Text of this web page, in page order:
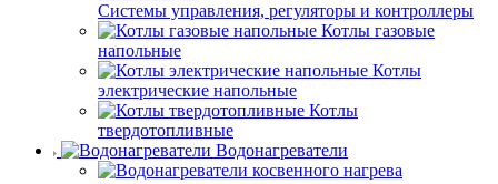
Системы управления, регуляторы и контроллеры
Котлы газовые
напольные
Котлы
электрические напольные
Котлы
твердотопливные
Водонагреватели